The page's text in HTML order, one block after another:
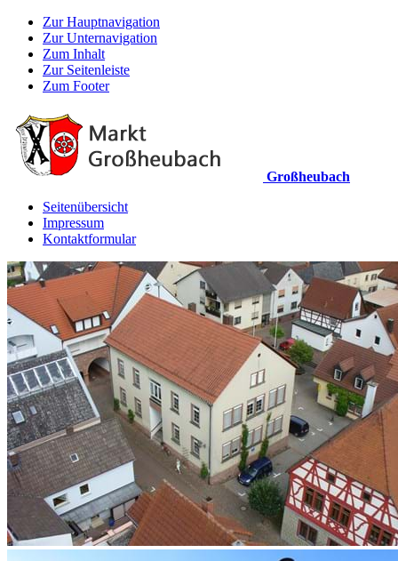
Zur Hauptnavigation
Zur Unternavigation
Zum Inhalt
Zur Seitenleiste
Zum Footer
Großheubach
Seitenübersicht
Impressum
Kontaktformular